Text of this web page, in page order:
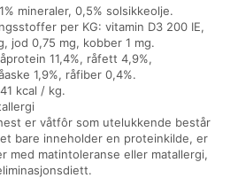
mineraler, 0,5% solsikkeolje.
per KG: vitamin D3 200 IE,
jod 0,75 mg, kobber 1 mg.
11,4%, råfett 4,9%,
1,9%, råfiber 0,4%.
kcal / kg.
er våtfôr som utelukkende består
bare inneholder en proteinkilde, er
med matintoleranse eller matallergi,